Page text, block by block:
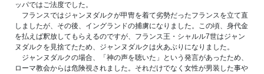
ッパではご法度でした。
フランスではジャンヌダルクが甲冑を着て劣勢だったフランスを立て直
しましたが、その後、イングランドの捕虜になりました。この頃、身代金
を払えば釈放してもらえるのですが、フランス王・シャルル7世はジャン
ヌダルクを見捨てたため、ジャンヌダルクは火あぶりになりました。
ジャンヌダルクの場合、「神の声を聴いた」という発言があったため、
ローマ教会からは危険視されました。それだけでなく女性が男装した事や